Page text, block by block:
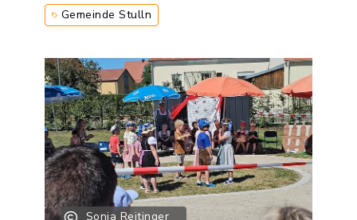
Gemeinde Stulln
Sonja Reitinger